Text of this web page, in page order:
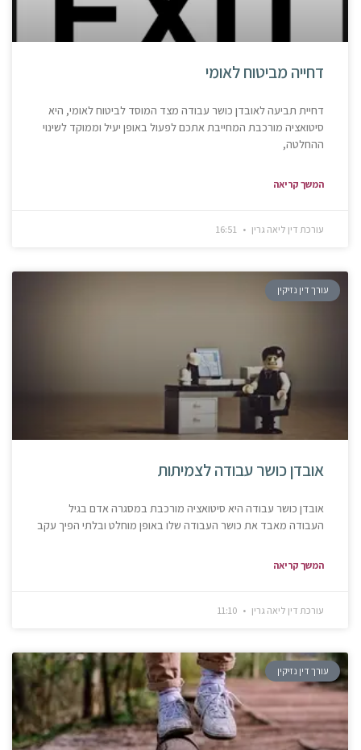
דחייה מביטוח לאומי
דחיית תביעה לאובדן כושר עבודה מצד המוסד לביטוח לאומי, היא
סיטואציה מורכבת המחייבת אתכם לפעול באופן יעיל וממוקד לשינוי
ההחלטה,
המשך קריאה
עורכת דין ליאה גרין
עורך דין נזיקין
אובדן כושר עבודה לצמיתות
אובדן כושר עבודה היא סיטואציה מורכבת במסגרה אדם בגיל
העבודה מאבד את כושר העבודה שלו באופן מוחלט ובלתי הפיך עקב
המשך קריאה
עורכת דין ליאה גרין
עורך דין נזיקין